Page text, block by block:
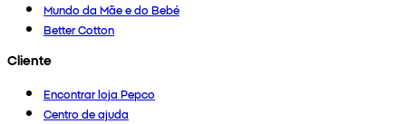
Mundo da Mãe e do Bebé
Better Cotton
Cliente
Encontrar loja Pepco
Centro de ajuda